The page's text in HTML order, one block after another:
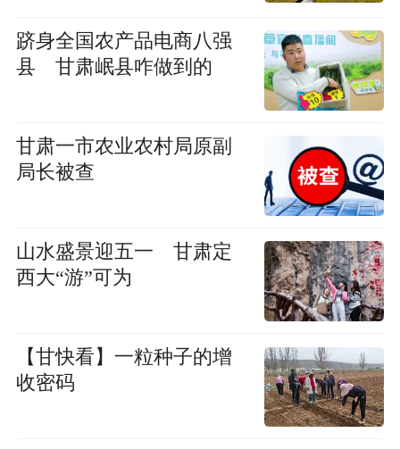
跻身全国农产品电商八强
县 甘肃岷县咋做到的
甘肃一市农业农村局原副
局长被查
山水盛景迎五一 甘肃定
西大“游”可为
【甘快看】一粒种子的增
收密码